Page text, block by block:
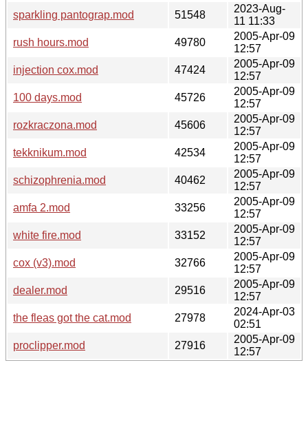
sparkling pantograp.mod
51548
2023-Aug-
11 11:33
rush hours.mod
49780
2005-Apr-09
12:57
injection cox.mod
47424
2005-Apr-09
12:57
100 days.mod
45726
2005-Apr-09
12:57
rozkraczona.mod
45606
2005-Apr-09
12:57
tekknikum.mod
42534
2005-Apr-09
12:57
schizophrenia.mod
40462
2005-Apr-09
12:57
amfa 2.mod
33256
2005-Apr-09
12:57
white fire.mod
33152
2005-Apr-09
12:57
cox (v3).mod
32766
2005-Apr-09
12:57
dealer.mod
29516
2005-Apr-09
12:57
the fleas got the cat.mod
27978
2024-Apr-03
02:51
proclipper.mod
27916
2005-Apr-09
12:57